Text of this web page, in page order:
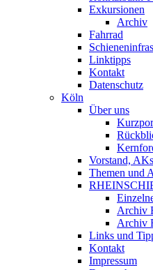
Exkursionen
Archiv
Fahrrad
Linktipps
Kontakt
Datenschutz
Köln
Über uns
Vorstand,
Themen und
Archiv
Archiv
Links und
Kontakt
Impressum